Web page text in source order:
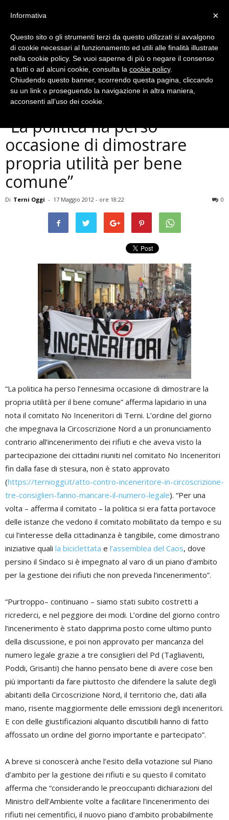
Cronaca
Comitato No Inceneritori:
”La politica ha perso
occasione di dimostrare
propria utilità per bene
comune”
Di Terni Oggi - 17 Maggio 2012 - ore 18:22 0
“La politica ha perso l’ennesima occasione di dimostrare la
propria utilità per il bene comune” afferma lapidario in una
nota il comitato No Inceneritori di Terni. L’ordine del giorno
che impegnava la Circoscrizione Nord a un pronunciamento
contrario all’incenerimento dei rifiuti e che aveva visto la
partecipazione dei cittadini riuniti nel comitato No Inceneritori
fin dalla fase di stesura, non è stato approvato
(https://ternioggi.it/atto-contro-inceneritore-in-circoscrizione-
tre-consiglieri-fanno-mancare-il-numero-legale). “Per una
volta – afferma il comitato – la politica si era fatta portavoce
delle istanze che vedono il comitato mobilitato da tempo e su
cui l’interesse della cittadinanza è tangibile, come dimostrano
iniziative quali la biciclettata e l’assemblea del Caos, dove
persino il Sindaco si è impegnato al varo di un piano d’ambito
per la gestione dei rifiuti che non preveda l’incenerimento”.
“Purtroppo– continuano – siamo stati subito costretti a
ricrederci, e nel peggiore dei modi. L’ordine del giorno contro
l’incenerimento è stato dapprima posto come ultimo punto
della discussione, e poi non approvato per mancanza del
numero legale grazie a tre consiglieri del Pd (Tagliaventi,
Poddi, Grisanti) che hanno pensato bene di avere cose ben
più importanti da fare piuttosto che difendere la salute degli
abitanti della Circoscrizione Nord, il territorio che, dati alla
mano, risente maggiormente delle emissioni degli inceneritori.
E con delle giustificazioni alquanto discutibili hanno di fatto
affossato un ordine del giorno importante e partecipato”.
A breve si conoscerà anche l’esito della votazione sul Piano
d’ambito per la gestione dei rifiuti e su questo il comitato
afferma che “considerando le preoccupanti dichiarazioni del
Ministro dell’Ambiente volte a facilitare l’incenerimento dei
rifiuti nei cementifici, il nuovo piano d’ambito probabilmente
×
Informativa
Questo sito o gli strumenti terzi da questo utilizzati si avvalgono
di cookie necessari al funzionamento ed utili alle finalità illustrate
nella cookie policy. Se vuoi saperne di più o negare il consenso
a tutti o ad alcuni cookie, consulta la cookie policy.
Chiudendo questo banner, scorrendo questa pagina, cliccando
su un link o proseguendo la navigazione in altra maniera,
acconsenti all’uso dei cookie.